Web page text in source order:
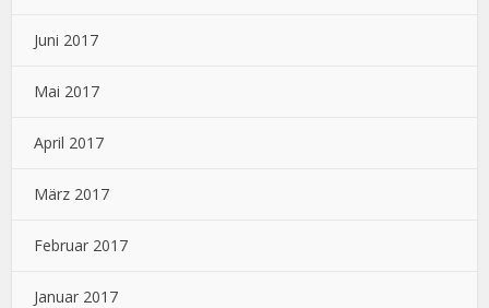
Juni 2017
Mai 2017
April 2017
März 2017
Februar 2017
Januar 2017